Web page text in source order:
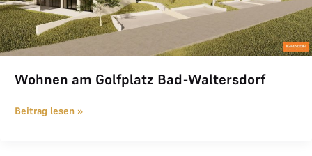
Wohnen am Golfplatz Bad-Waltersdorf
Beitrag lesen »